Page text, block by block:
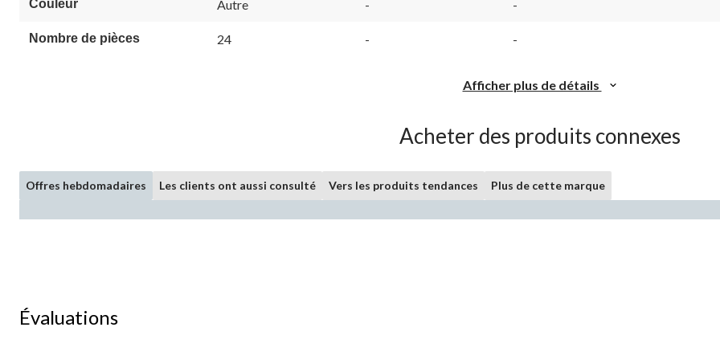
Couleur Autre - -
Nombre de pièces 24 - -
Afficher plus de détails
Acheter des produits connexes
Offres hebdomadaires Les clients ont aussi consulté Vers les produits tendances Plus de cette marque
Évaluations